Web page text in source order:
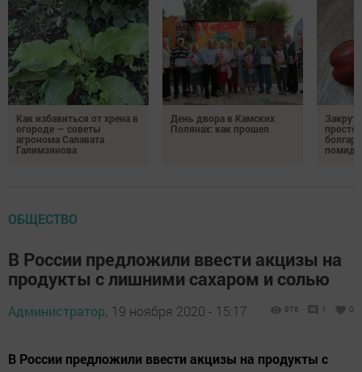
Как избавиться от хрена в
огороде — советы
агронома Салавата
Галимзянова
День двора в Камских
Полянах: как прошел
ОБЩЕСТВО
В России предложили ввести акцизы на
продукты с лишними сахаром и солью
Администратор, 19 ноября 2020 - 15:17 976 1 0
В России предложили ввести акцизы на продукты с